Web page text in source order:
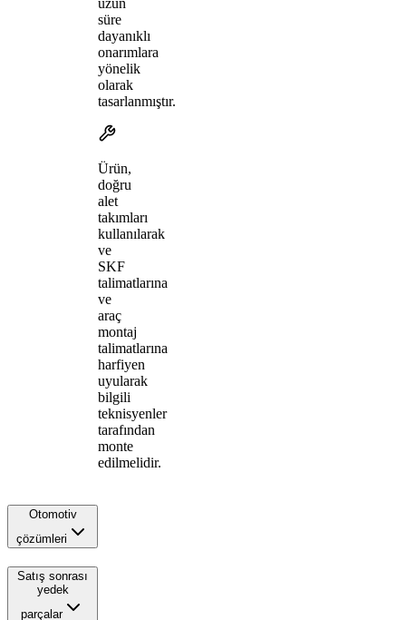
süre
dayanıklı
onarımlara
yönelik
olarak
tasarlanmıştır.
Ürün,
doğru
alet
takımları
kullanılarak
ve
SKF
talimatlarına
ve
araç
montaj
talimatlarına
harfiyen
uyularak
bilgili
teknisyenler
tarafından
monte
edilmelidir.
Otomotiv
çözümleri
Satış sonrası
yedek
parçalar